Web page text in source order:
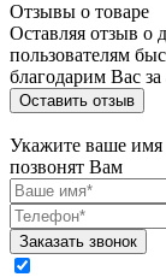
Отзывы о товаре
Оставляя отзыв о
пользователям
благодарим Вас
Оставить отзыв
Укажите ваше
позвонят Вам
Заказать звонок